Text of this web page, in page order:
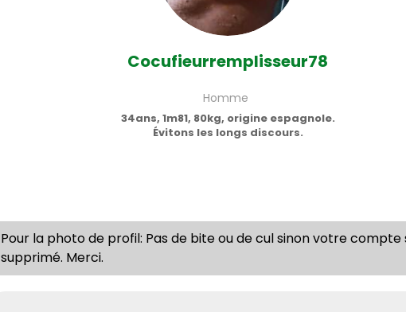
Cocufieurremplisseur78
Homme
34ans, 1m81, 80kg, origine espagnole.
Évitons les longs discours.
Pour la photo de profil: Pas de bite ou de cul sinon votre compte
supprimé. Merci.